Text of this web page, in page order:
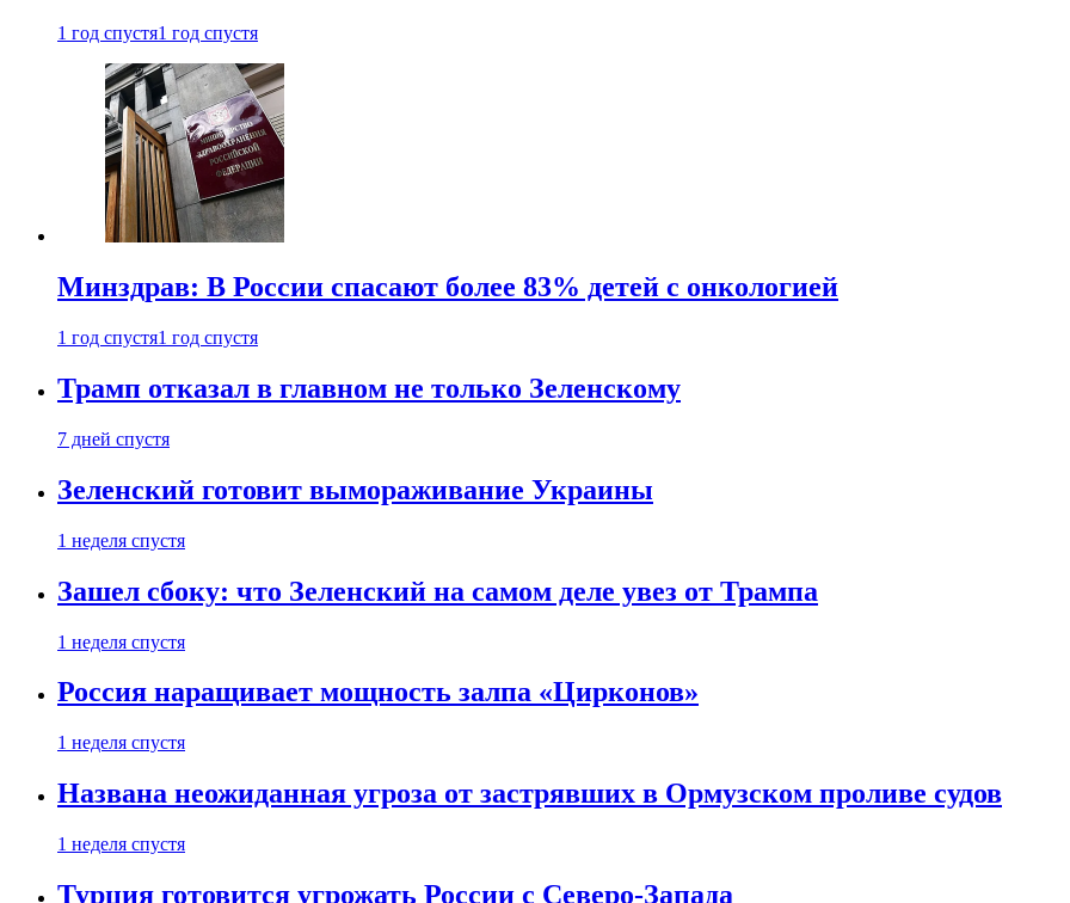
1 год спустя1 год спустя
Минздрав: В России спасают более 83% детей с онкологией
1 год спустя1 год спустя
Трамп отказал в главном не только Зеленскому
7 дней спустя
Зеленский готовит вымораживание Украины
1 неделя спустя
Зашел сбоку: что Зеленский на самом деле увез от Трампа
1 неделя спустя
Россия наращивает мощность залпа «Цирконов»
1 неделя спустя
Названа неожиданная угроза от застрявших в Ормузском проливе судов
1 неделя спустя
Турция готовится угрожать России с Северо-Запада